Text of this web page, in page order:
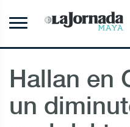
Hallan en
un